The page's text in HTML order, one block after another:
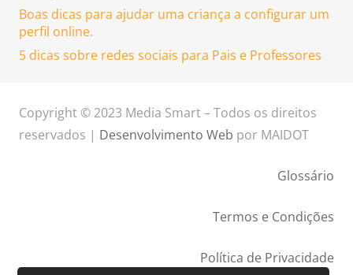
Boas dicas para ajudar uma criança a configurar um
perfil online.
5 dicas sobre redes sociais para Pais e Professores
Copyright © 2023 Media Smart – Todos os direitos
reservados | Desenvolvimento Web por MAIDOT
Glossário
Termos e Condições
Política de Privacidade